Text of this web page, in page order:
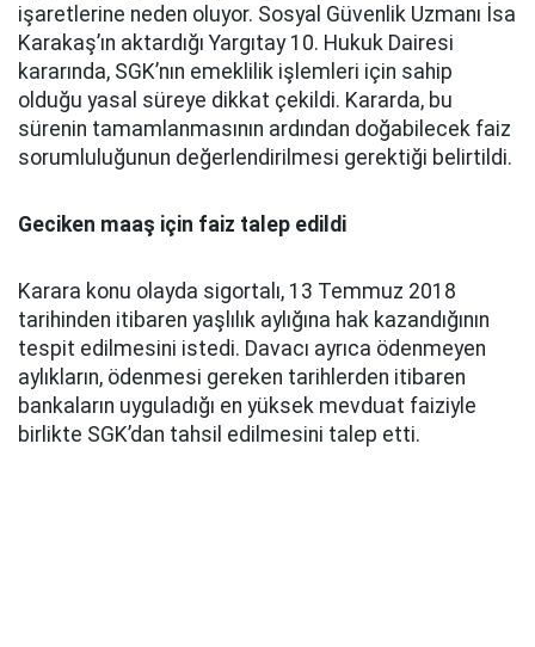
işaretlerine neden oluyor. Sosyal Güvenlik Uzmanı İsa
Karakaş’ın aktardığı Yargıtay 10. Hukuk Dairesi
kararında, SGK’nın emeklilik işlemleri için sahip
olduğu yasal süreye dikkat çekildi. Kararda, bu
sürenin tamamlanmasının ardından doğabilecek faiz
sorumluluğunun değerlendirilmesi gerektiği belirtildi.
Geciken maaş için faiz talep edildi
Karara konu olayda sigortalı, 13 Temmuz 2018
tarihinden itibaren yaşlılık aylığına hak kazandığının
tespit edilmesini istedi. Davacı ayrıca ödenmeyen
aylıkların, ödenmesi gereken tarihlerden itibaren
bankaların uyguladığı en yüksek mevduat faiziyle
birlikte SGK’dan tahsil edilmesini talep etti.